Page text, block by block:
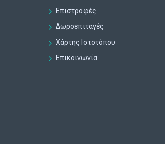
Επιστροφές
Δωροεπιταγές
Χάρτης Ιστοτόπου
Επικοινωνία